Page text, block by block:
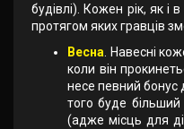
будівлі). Кожен рік, як і
протягом яких гравців
Весна . Навесні
коли він
несе певний бонус
того буде більший
(адже місць для